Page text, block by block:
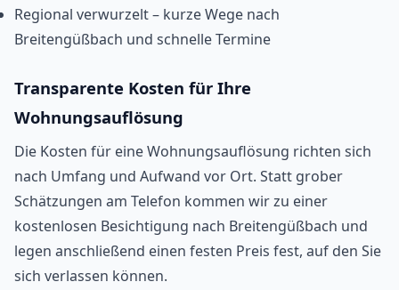
Regional verwurzelt – kurze Wege nach
Breitengüßbach und schnelle Termine
Transparente Kosten für Ihre
Wohnungsauflösung
Die Kosten für eine Wohnungsauflösung richten sich
nach Umfang und Aufwand vor Ort. Statt grober
Schätzungen am Telefon kommen wir zu einer
kostenlosen Besichtigung nach Breitengüßbach und
legen anschließend einen festen Preis fest, auf den Sie
sich verlassen können.